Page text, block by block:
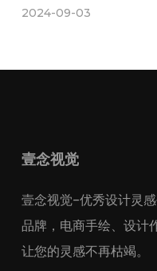
2024-09-03
壹念视觉
壹念视觉–优秀设计灵
品牌，电商手绘、设计
让您的灵感不再枯竭。